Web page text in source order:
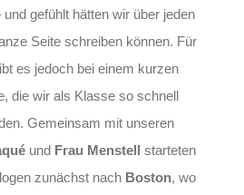
gefühlt hätten wir über jeden
Seite schreiben können. Für
es jedoch bei einem kurzen
die wir als Klasse so schnell
Gemeinsam mit unseren
und Frau Menstell starteten
zunächst nach Boston, wo